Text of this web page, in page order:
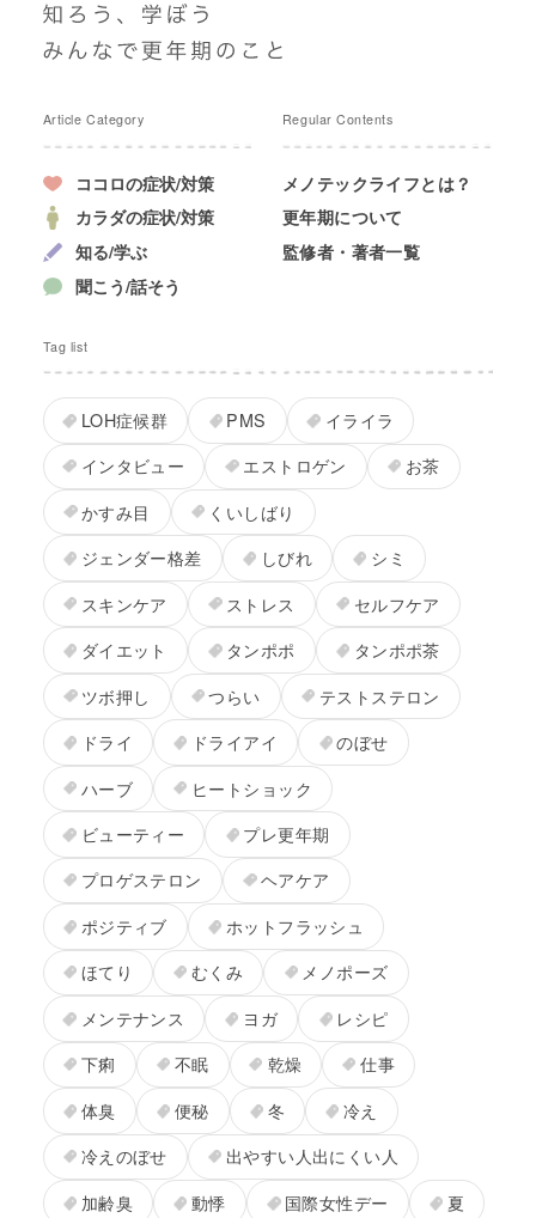
Article Category
ココロの症状/対策
カラダの症状/対策
知る/学ぶ
聞こう/話そう
Regular Contents
メノテックライフとは？
更年期について
監修者・著者一覧
Tag list
LOH症候群 PMS
イライラ
インタビュー
エストロゲン
お茶
かすみ目
くいしばり
ジェンダー格差
しびれ
シミ
スキンケア
ストレス
セルフケア
ダイエット
タンポポ
タンポポ茶
ツボ押し
つらい
テストステロン
ドライ
ドライアイ
のぼせ
ハーブ
ヒートショック
ビューティー
プレ更年期
プロゲステロン
ヘアケア
ポジティブ
ホットフラッシュ
ほてり
むくみ
メノポーズ
メンテナンス
ヨガ
レシピ
下痢
不眠 乾燥
仕事
体臭
便秘 冬
冷え
冷えのぼせ
出やすい人出にくい人
加齢臭
動悸 国際女性デー
夏